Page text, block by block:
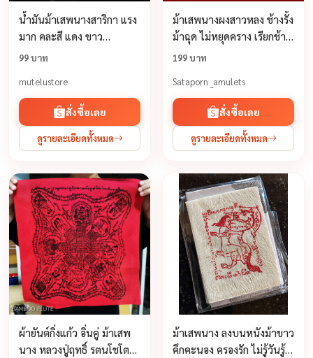
น้ำมันม้าเสพนางสาริกา แรง
มาก คละสี แดง ขาว
ทอง(เสริมเสน่ห์เรียกคนรัก)
99 บาท
mutelustore
สั่งซื้อเลย
ดูรายละเอียดทั้งหมด
ม้าเสพนางผงสาวหลง ช้างรั้ง
ม้าฉุด ไม่หยุดคราง เรียกช้าง
มาครอบ คนมาเคียงเมียมา
จิ่งต๊ะ
199 บาท
Sataporn _amulets
สั่งซื้อเลย
ดูรายละเอียดทั้งหมด
ผ้ายันต์กิ่งแก้ว อิ่นคู่ ม้าเสพ
นาง หลวงปู่ฤทธิ์ รตนโชโต
ม้าเสพนาง ลงบนหนังม้าขาว
คึกคะนอง ครองรัก ไม่รู้วันรู้